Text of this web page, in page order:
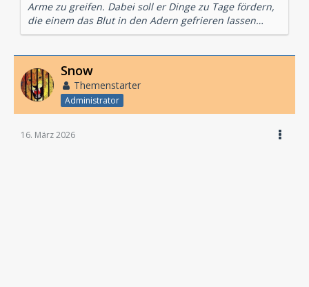
Arme zu greifen. Dabei soll er Dinge zu Tage fördern,
die einem das Blut in den Adern gefrieren lassen…
Snow
Themenstarter
Administrator
16. März 2026